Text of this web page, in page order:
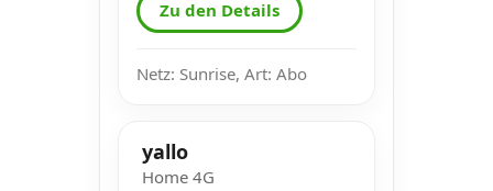
Zu den Details
Netz: Sunrise, Art: Abo
yallo
Home 4G